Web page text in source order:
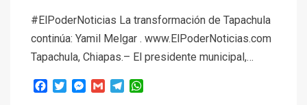
#ElPoderNoticias La transformación de Tapachula
continúa: Yamil Melgar . www.ElPoderNoticias.com
Tapachula, Chiapas.– El presidente municipal,…
Facebook
TwitterMessenger
Gmail Telegram